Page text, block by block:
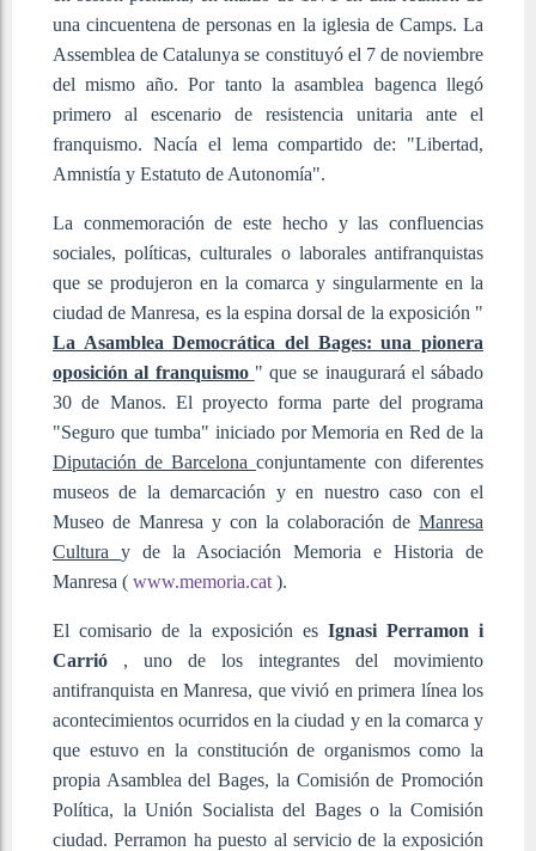
una cincuentena de personas en la iglesia de Camps. La
Assemblea de Catalunya se constituyó el 7 de noviembre
del mismo año. Por tanto la asamblea bagenca llegó
primero al escenario de resistencia unitaria ante el
franquismo. Nacía el lema compartido de: "Libertad,
Amnistía y Estatuto de Autonomía".
La conmemoración de este hecho y las confluencias
sociales, políticas, culturales o laborales antifranquistas
que se produjeron en la comarca y singularmente en la
ciudad de Manresa, es la espina dorsal de la exposición "
La Asamblea Democrática del Bages: una pionera
oposición al franquismo " que se inaugurará el sábado
30 de Manos. El proyecto forma parte del programa
"Seguro que tumba" iniciado por Memoria en Red de la
Diputación de Barcelona conjuntamente con diferentes
museos de la demarcación y en nuestro caso con el
Museo de Manresa y con la colaboración de Manresa
Cultura y de la Asociación Memoria e Historia de
Manresa ( www.memoria.cat ).
El comisario de la exposición es Ignasi Perramon i
Carrió , uno de los integrantes del movimiento
antifranquista en Manresa, que vivió en primera línea los
acontecimientos ocurridos en la ciudad y en la comarca y
que estuvo en la constitución de organismos como la
propia Asamblea del Bages, la Comisión de Promoción
Política, la Unión Socialista del Bages o la Comisión
ciudad. Perramon ha puesto al servicio de la exposición